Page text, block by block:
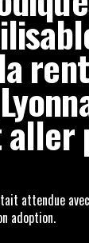
attendue
adoption.